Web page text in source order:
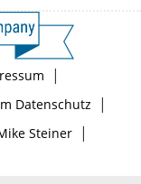
|
Datenschutz |
Steiner|